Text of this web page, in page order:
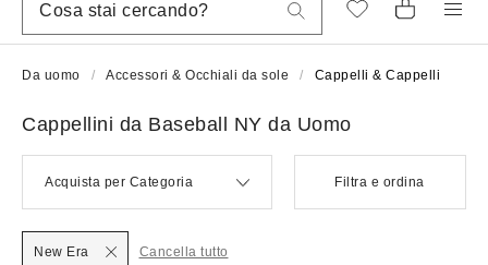
Da uomo Accessori & Occhiali da sole Cappelli & Cappelli
Cappellini da Baseball NY da Uomo
Acquista per Categoria Filtra e ordina
New Era Cancella tutto